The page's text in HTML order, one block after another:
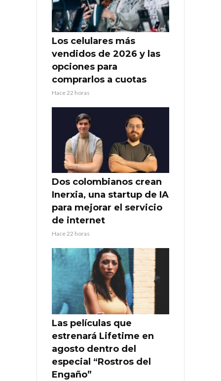
Los celulares más
vendidos de 2026 y las
opciones para
comprarlos a cuotas
Hace 22 horas
Dos colombianos crean
Inerxia, una startup de IA
para mejorar el servicio
de internet
Hace 22 horas
Las películas que
estrenará Lifetime en
agosto dentro del
especial “Rostros del
Engaño”